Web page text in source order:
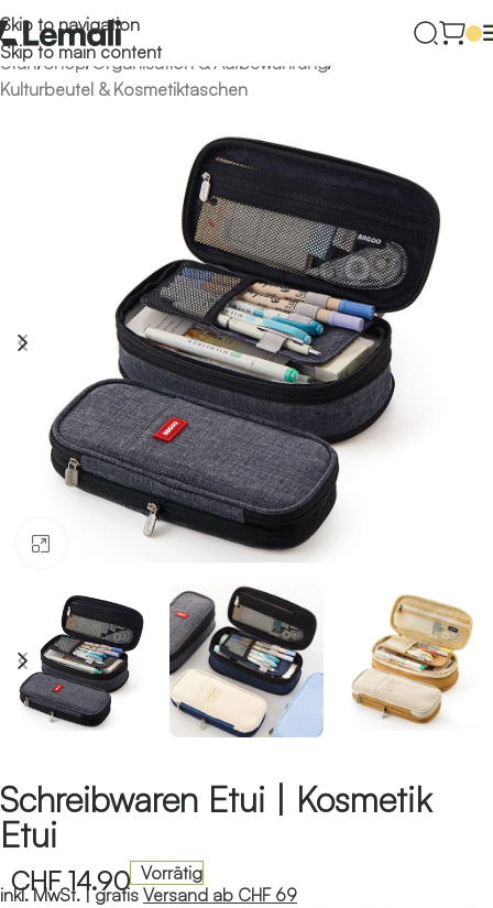
Skip to navigation
Skip to main content
Start/Shop/ Organisation & Aufbewahrung/
Kulturbeutel & Kosmetiktaschen
Klicken zum Vergrössern
Schreibwaren Etui | Kosmetik
Etui
CHF14.90 Vorrätig
inkl. MwSt. |gratis Versand ab CHF 69